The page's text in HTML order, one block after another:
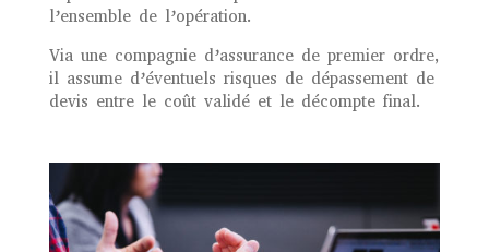
l’ensemble de l’opération.
Via une compagnie d’assurance de premier ordre,
il assume d’éventuels risques de dépassement de
devis entre le coût validé et le décompte final.